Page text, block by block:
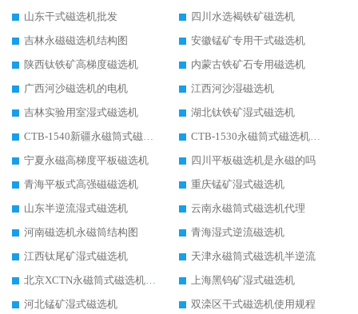
山东干式磁选机批发
四川水选褐铁矿磁选机
吉林永磁磁选机结构图
安徽锰矿专用干式磁选机
陕西钛铁矿高梯度磁选机
内蒙古铁矿石专用磁选机
广西河沙磁选机的电机
江西河沙湿磁选机
吉林实验用室湿式磁选机
湖北钛铁矿湿式磁选机
CTB-1540新疆永磁筒式磁选机
CTB-1530永磁筒式磁选机代理商
宁夏永磁高梯度平板磁选机
四川平板磁选机是永磁的吗
青海平板式高强磁磁选机
重庆锰矿湿式磁选机
山东半逆流湿式磁选机
云南永磁筒式磁选机代理
河南磁选机永磁筒结构图
青海湿式逆流磁选机
江西钛尾矿湿式磁选机
天津永磁筒式磁选机半逆流
北京XCTN永磁筒式磁选机磁块位置
上海黑钨矿湿式磁选机
河北锰矿湿式磁选机
双滦区干式磁选机使用规程